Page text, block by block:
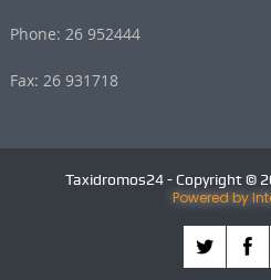
Phone: 26 952444
Fax: 26 931718
Taxidromos24 - Copyright ©
Powered by